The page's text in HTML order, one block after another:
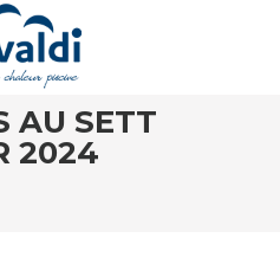
AU SETT
2024